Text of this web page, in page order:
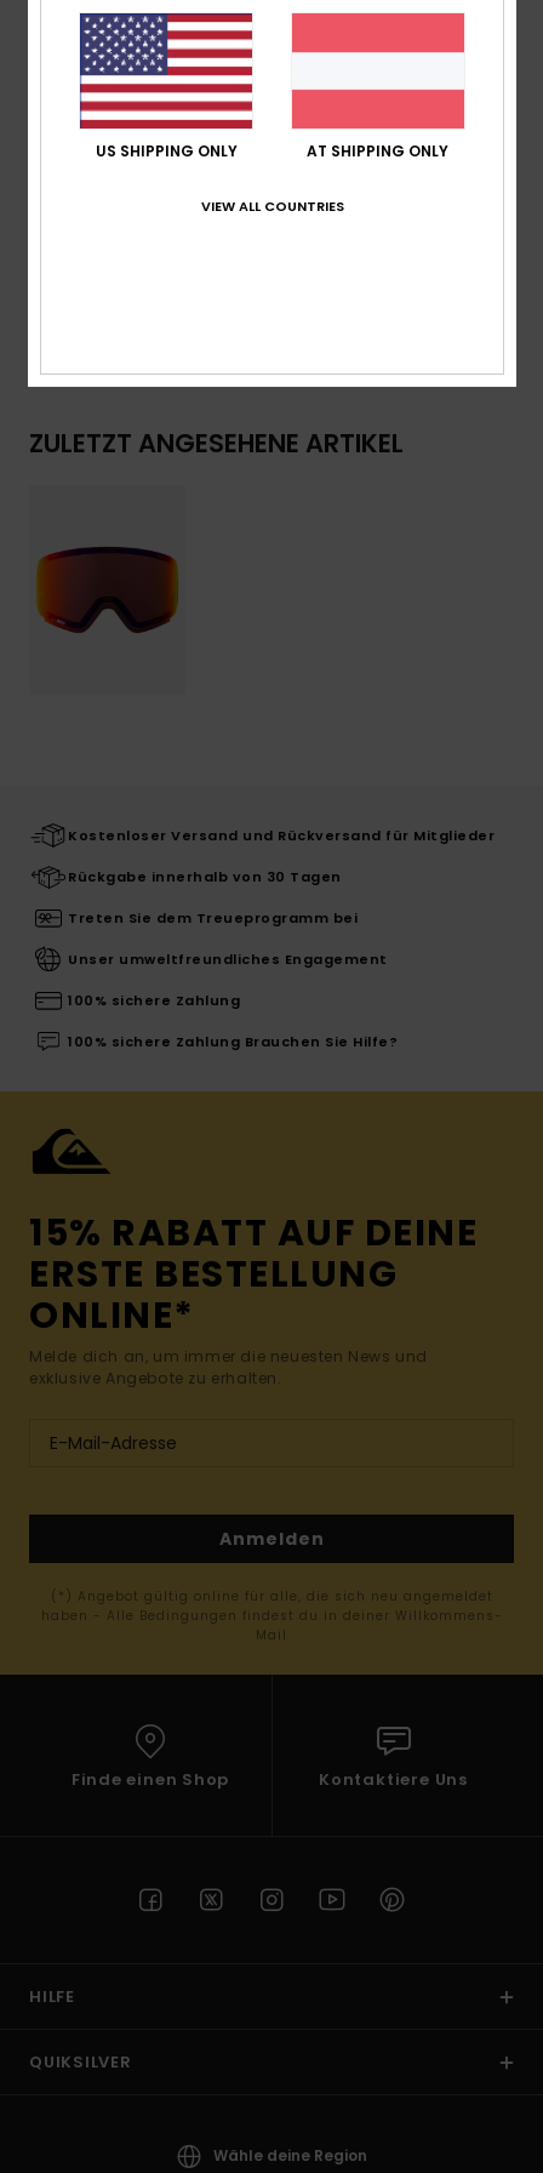
schnelle Anpassung und vollen Durchblick dank
magnetischem Rahmen
UV-Schutz:100 % UV-Schutz
Garantie:2 Jahre Garantie
Standard:EN 174 zertifiziert
Andere Features:Mehrlagiges, beschichtetes Glas
ZULETZT ANGESEHENE ARTIKEL
Kostenloser Versand und Rückversand für Mitglieder
Rückgabe innerhalb von 30 Tagen
Treten Sie dem Treueprogramm bei
Unser umweltfreundliches Engagement
100% sichere Zahlung
100% sichere Zahlung Brauchen Sie Hilfe?
15% RABATT AUF DEINE
ERSTE BESTELLUNG
ONLINE*
Melde dich an, um immer die neuesten News und
exklusive Angebote zu erhalten.
Anmelden
(*) Angebot gültig online für alle, die sich neu angemeldet
haben - Alle Bedingungen findest du in deiner Willkommens-
Mail
Finde einen Shop Kontaktiere Uns
HILFE
QUIKSILVER
Wähle deine Region
US SHIPPING ONLY AT SHIPPING ONLY
VIEW ALL COUNTRIES